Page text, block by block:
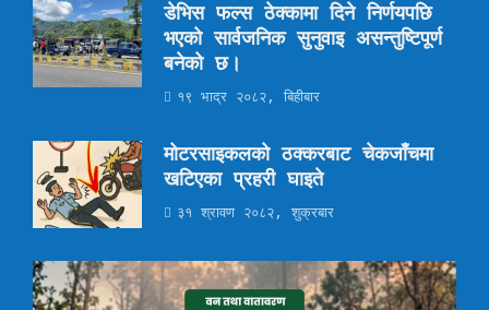
डेभिस फल्स ठेक्कामा दिने निर्णयपछि
भएको सार्वजनिक सुनुवाइ असन्तुष्टिपूर्ण
बनेको छ।
१९ भाद्र २०८२, बिहीबार
मोटरसाइकलको ठक्करबाट चेकजाँचमा
खटिएका प्रहरी घाइते
३१ श्रावण २०८२, शुक्रबार